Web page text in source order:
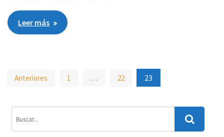
Leer más
Paginación
entradas
Anteriores 1 … 22 23